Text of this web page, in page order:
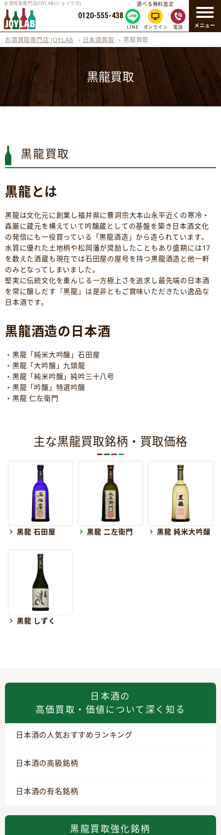
メニュー
お酒買取専門店JOYLAB(ジョイラボ)
0120-555-438
選べる無料査定
LINE オンライン 電話
お酒買取専門店 JOYLAB › 日本酒買取 ›黒龍買取
黒龍買取
黒龍買取
黒龍とは
黒龍は文化元に創業し福井県に曹洞宗大本山永平近くの寒冷・
森厳に蔵元を構えていて吟醸蔵としての基盤を築き日本酒文化
の発信にも一役買っている「黒龍酒造」から造られています。
水質に優れた土地柄や松岡藩が奨励したこともあり盛期には17
を数えた酒蔵も現在では石田屋の屋号を持つ黒龍酒造と他一軒
のみとなってしまいました。
堅実に伝統文化を重んじる一方極上さを追求し最先端の日本酒
を常に醸しだす『黒龍』は是非ともご賞味いただきたい逸品な
日本酒です。
黒龍酒造の日本酒
・黒龍「純米大吟醸」石田屋
・黒龍「大吟醸」九頭龍
・黒龍「純米吟醸」純吟三十八号
・黒龍「吟醸」特選吟醸
・黒龍 仁左衛門
主な黒龍買取銘柄・買取価格
黒龍 石田屋 黒龍 二左衛門 黒龍 純米大吟醸
黒龍 しずく
日本酒の
高価買取・価値について深く知る
日本酒の人気おすすめランキング
日本酒の高級銘柄
日本酒の有名銘柄
黒龍買取強化銘柄